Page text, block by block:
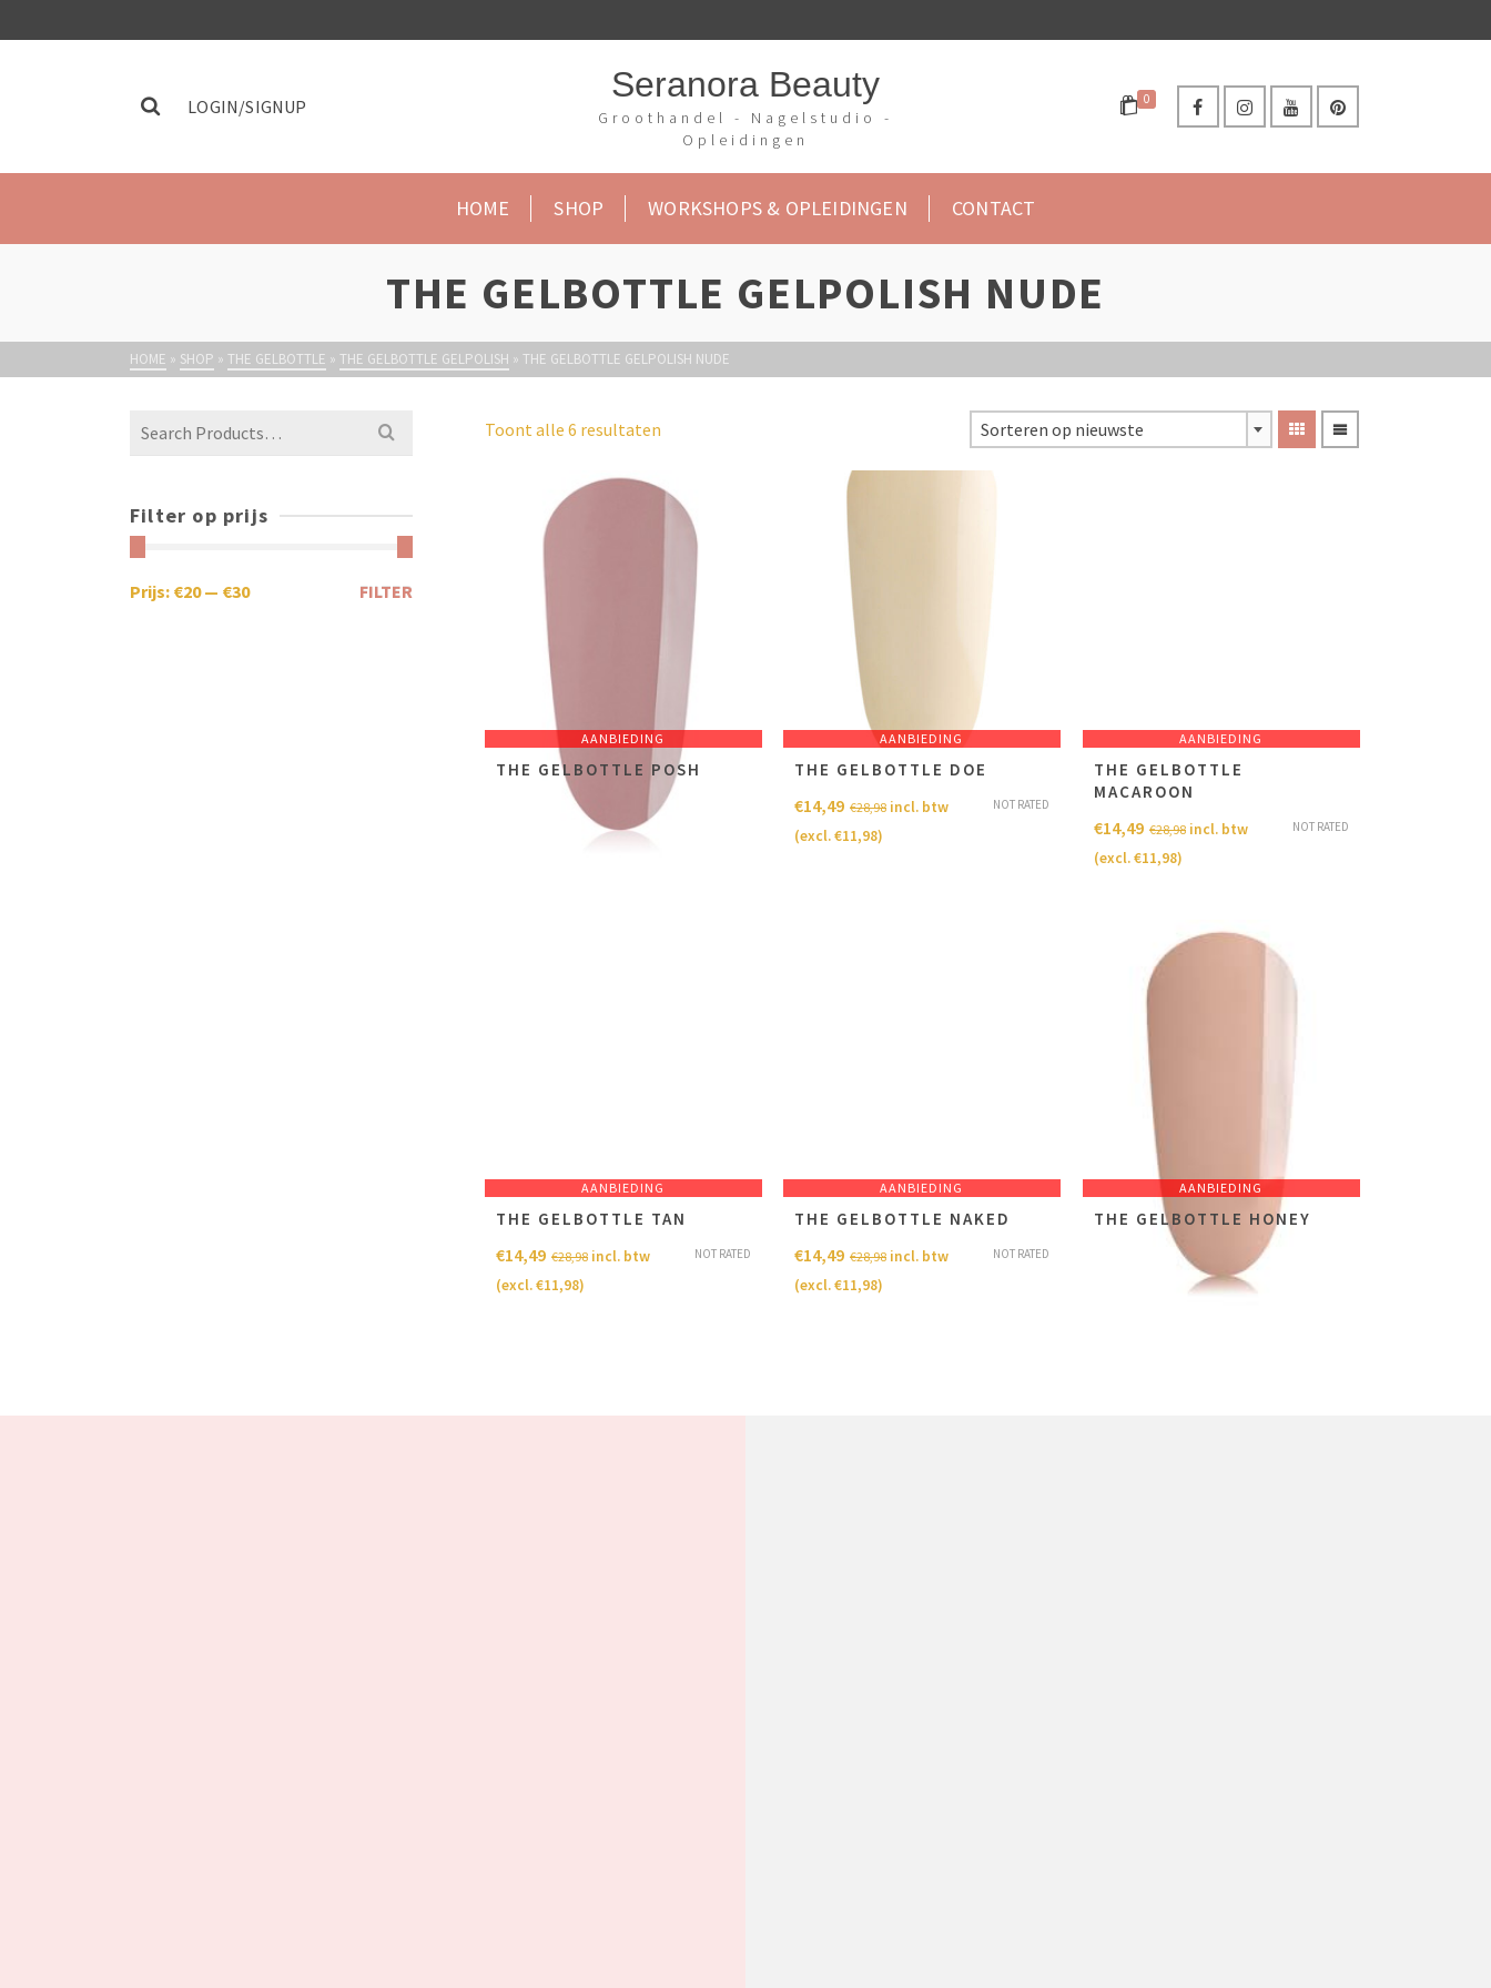
LOGIN/SIGNUP
Seranora Beauty
Groothandel - Nagelstudio -
Opleidingen
0
HOME SHOP WORKSHOPS & OPLEIDINGEN CONTACT
THE GELBOTTLE GELPOLISH NUDE
HOME » SHOP » THE GELBOTTLE » THE GELBOTTLE GELPOLISH » THE GELBOTTLE GELPOLISH NUDE
Toont alle 6 resultaten Sorteren op nieuwste
AANBIEDING
THE GELBOTTLE POSH
28,98
AANBIEDING
THE GELBOTTLE DOE
NOT RATED
€28,98
€14,49
incl. btw
(excl.€11,98)
AANBIEDING
THE GELBOTTLE
MACAROON
NOT RATED
€28,98
€14,49
incl. btw
(excl.€11,98)
AANBIEDING
THE GELBOTTLE TAN
NOT RATED
€28,98
€14,49
incl. btw
(excl.€11,98)
AANBIEDING
THE GELBOTTLE NAKED
NOT RATED
€28,98
€14,49
incl. btw
(excl.€11,98)
AANBIEDING
THE GELBOTTLE HONEY
28,98 incl. btw
Filter op prijs
FILTER
Prijs: €20— €30